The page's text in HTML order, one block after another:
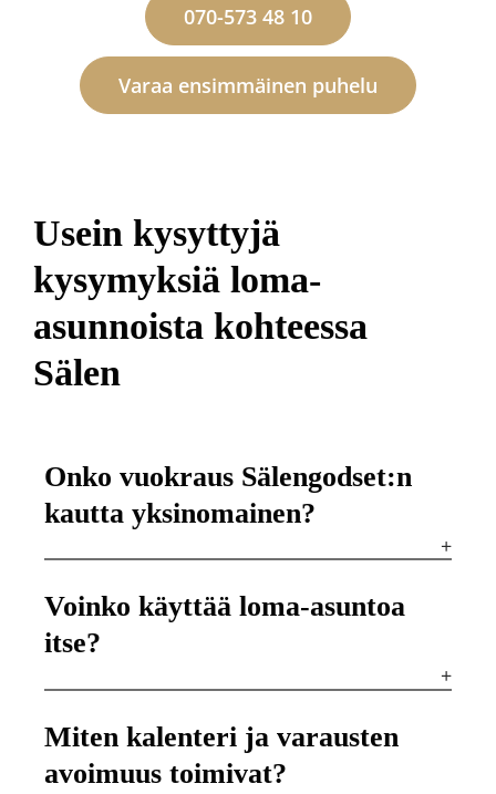
070-573 48 10
Varaa ensimmäinen puhelu
Usein kysyttyjä
kysymyksiä loma-
asunnoista kohteessa
Sälen
Onko vuokraus Sälengodset:n
kautta yksinomainen?
Voinko käyttää loma-asuntoa
itse?
Miten kalenteri ja varausten
avoimuus toimivat?